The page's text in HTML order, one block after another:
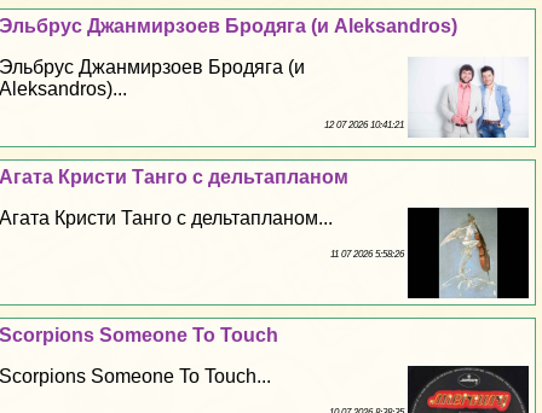
Эльбрус Джанмирзоев Бродяга (и Aleksandros)
Эльбрус Джанмирзоев Бродяга (и
Aleksandros)...
12 07 2026 10:41:21
Агата Кристи Танго с дельтапланом
Агата Кристи Танго с дельтапланом...
11 07 2026 5:58:26
Scorpions Someone To Touch
Scorpions Someone To Touch...